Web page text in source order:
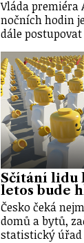
Vláda premiéra
nočních hodin
dále
Sčítání lidu
letos bude
Česko čeká
domů a bytů,
statistický úřad